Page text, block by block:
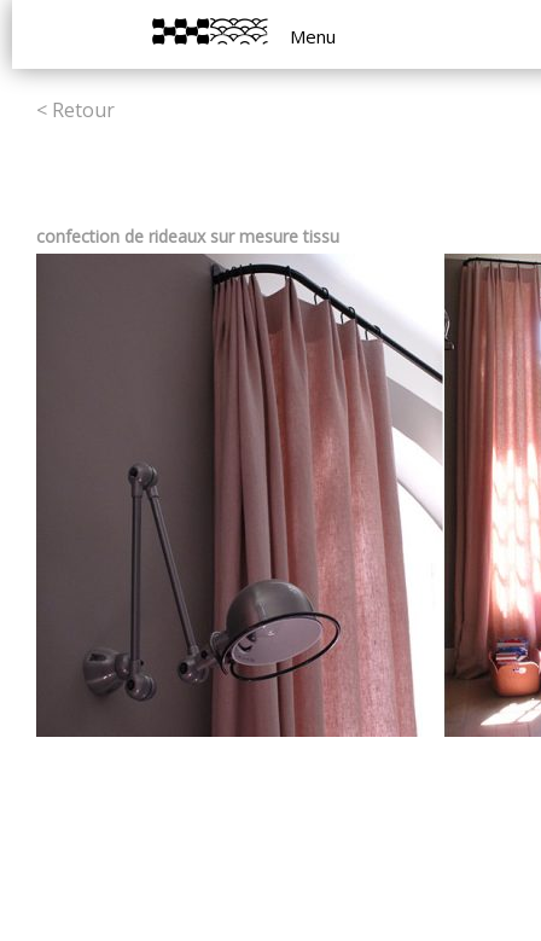
Menu
< Retour
confection de rideaux sur mesure tissu